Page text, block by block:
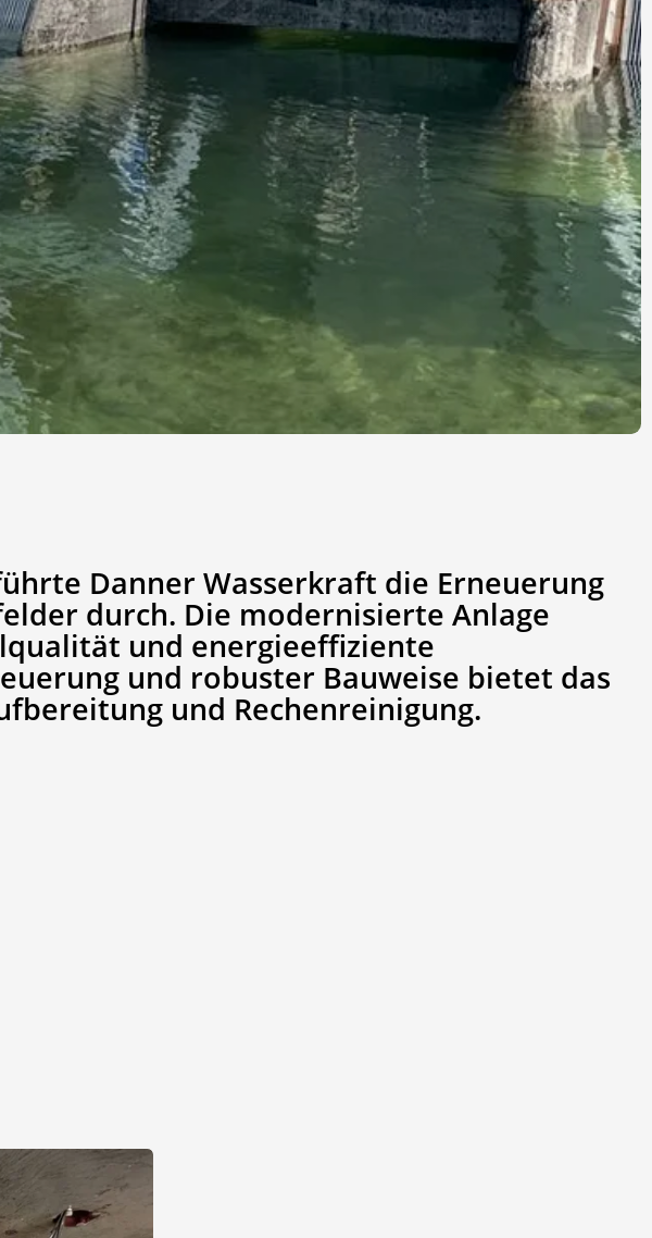
Danner Wasserkraft die Erneuerung
durch. Die modernisierte Anlage
und energieeffiziente
und robuster Bauweise bietet das
und Rechenreinigung.